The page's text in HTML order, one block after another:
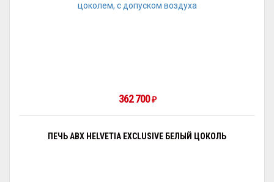
362 700₽
ПЕЧЬ ABX HELVETIA EXCLUSIVE БЕЛЫЙ ЦОКОЛЬ